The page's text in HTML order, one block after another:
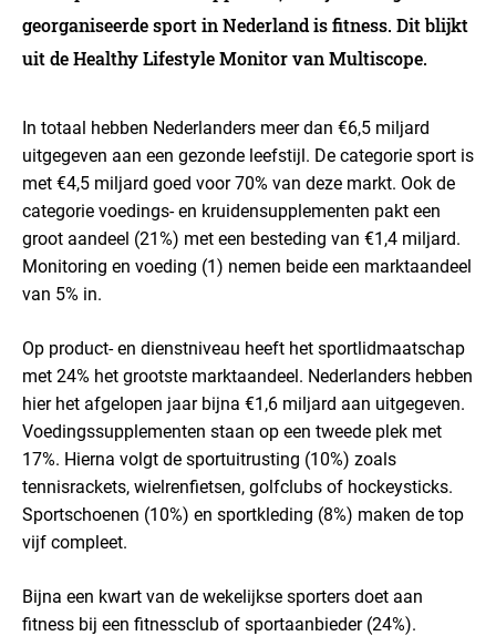
georganiseerde sport in Nederland is fitness. Dit blijkt
uit de Healthy Lifestyle Monitor van Multiscope.
In totaal hebben Nederlanders meer dan €6,5 miljard
uitgegeven aan een gezonde leefstijl. De categorie sport is
met €4,5 miljard goed voor 70% van deze markt. Ook de
categorie voedings- en kruidensupplementen pakt een
groot aandeel (21%) met een besteding van €1,4 miljard.
Monitoring en voeding (1) nemen beide een marktaandeel
van 5% in.
Op product- en dienstniveau heeft het sportlidmaatschap
met 24% het grootste marktaandeel. Nederlanders hebben
hier het afgelopen jaar bijna €1,6 miljard aan uitgegeven.
Voedingssupplementen staan op een tweede plek met
17%. Hierna volgt de sportuitrusting (10%) zoals
tennisrackets, wielrenfietsen, golfclubs of hockeysticks.
Sportschoenen (10%) en sportkleding (8%) maken de top
vijf compleet.
Bijna een kwart van de wekelijkse sporters doet aan
fitness bij een fitnessclub of sportaanbieder (24%).